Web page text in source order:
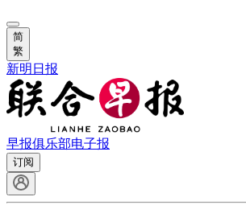
简
繁
新明日报
早报俱乐部电子报
订阅